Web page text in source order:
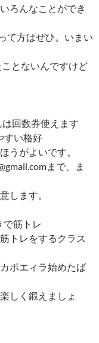
ろんなことができ
て方はぜひ。いまい
とないんですけど
回数券使えます
すい格好
うがよいです。
まで、ま
します。
筋トレ
トレをするクラス
ポエィラ始めたば
しく鍛えましょ